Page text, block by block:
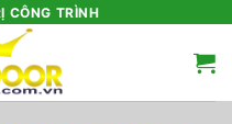
CÔNG TRÌNH